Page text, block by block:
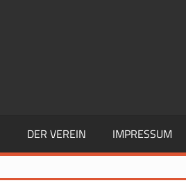
DER VEREIN IMPRESSUM